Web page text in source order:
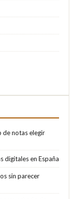
de notas elegir
digitales en España
sin parecer